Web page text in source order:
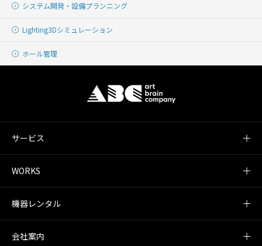
システム開発・ 設備プランニング
Lighting3Dシミュレーション
ホール管理
サービス
WORKS
機器レンタル
会社案内